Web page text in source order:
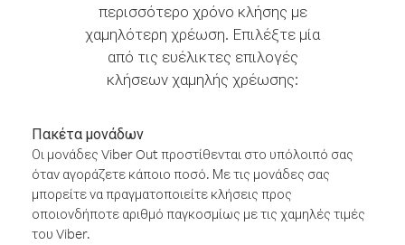
περισσότερο χρόνο κλήσης με
χαμηλότερη χρέωση. Επιλέξτε μία
από τις ευέλικτες επιλογές
κλήσεων χαμηλής χρέωσης:
Πακέτα μονάδων
Οι μονάδες Viber Out προστίθενται στο υπόλοιπό σας
όταν αγοράζετε κάποιο ποσό. Με τις μονάδες σας
μπορείτε να πραγματοποιείτε κλήσεις προς
οποιονδήποτε αριθμό παγκοσμίως με τις χαμηλές τιμές
του Viber.